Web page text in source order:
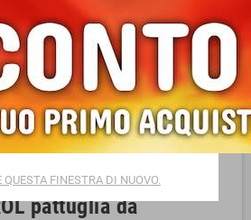
pattuglia da
FINESTRA DI NUOVO.